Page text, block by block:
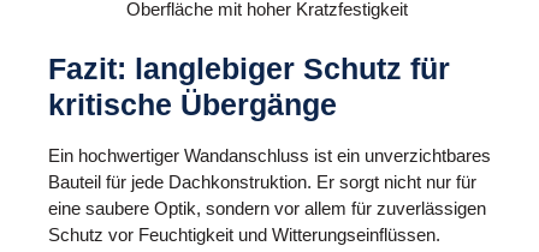
Oberfläche mit hoher Kratzfestigkeit
Fazit: langlebiger Schutz für
kritische Übergänge
Ein hochwertiger Wandanschluss ist ein unverzichtbares
Bauteil für jede Dachkonstruktion. Er sorgt nicht nur für
eine saubere Optik, sondern vor allem für zuverlässigen
Schutz vor Feuchtigkeit und Witterungseinflüssen.